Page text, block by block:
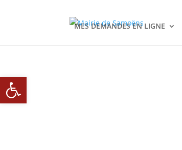
MES DEMANDES EN LIGNE
Ouvrir la barre d’outils